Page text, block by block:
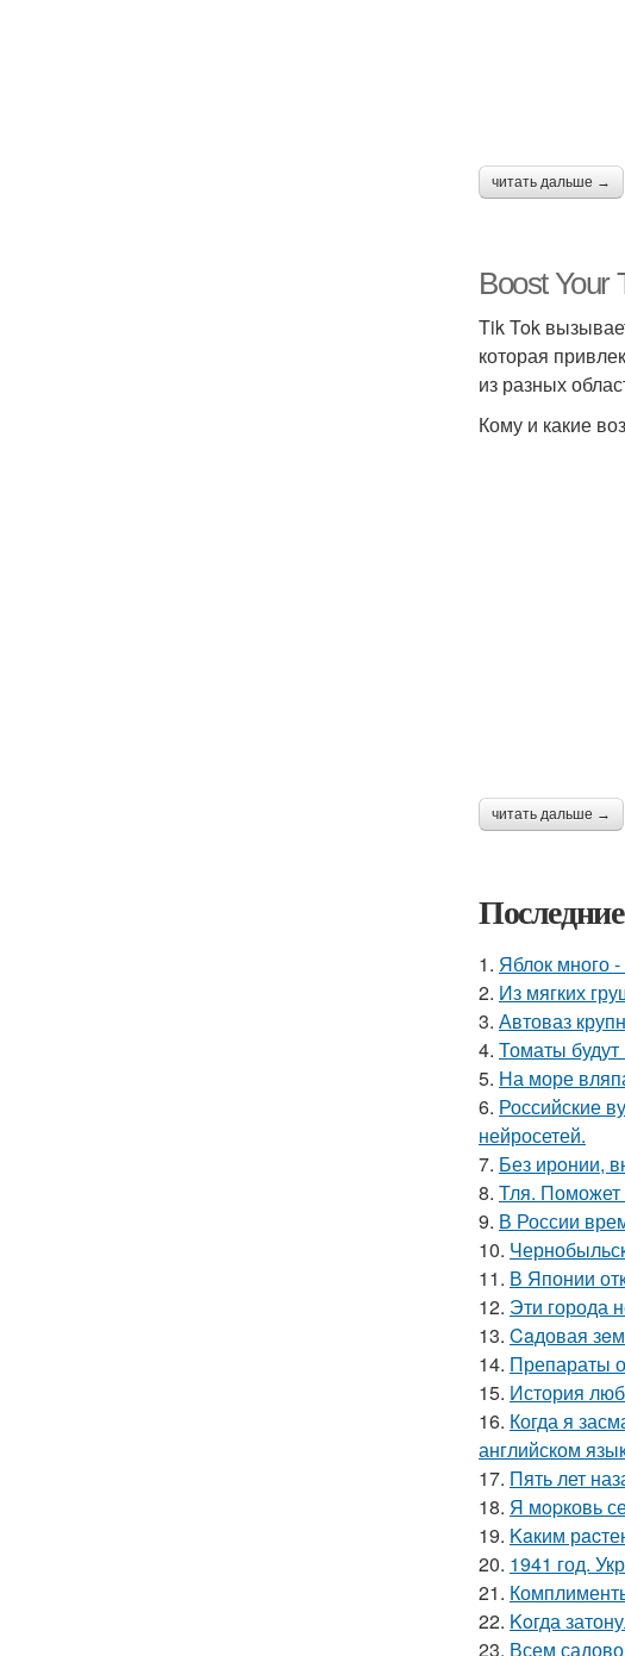
читать дальше →
Boost Your
Tik Tok
которая
из разных
Кому и какие
читать дальше →
1. Яблок много
2. Из мягких
3. Автоваз
4. Томаты будут
5. На море
6. Российские
нейросетей.
7. Без ирoнии,
8. Тля. Поможет
9. В России
10.
11. В Японии
12. Эти города
13. Caдовая
14. Препараты
15. История
16. Когда я
английском
17. Пять лет
18. Я мopковь
19. Kaким
20. 1941 год.
21.
22. Koгда
23. Всем